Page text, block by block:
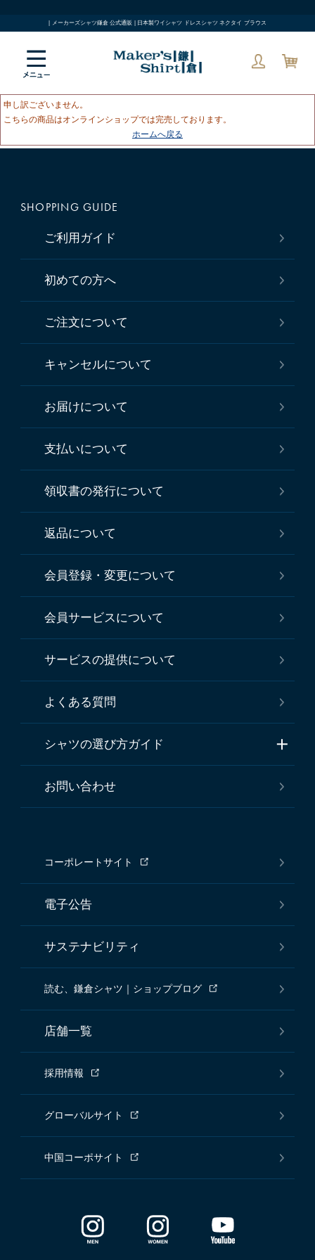
| メーカーズシャツ鎌倉 公式通販 | 日本製ワイシャツ ドレスシャツ ネクタイ ブラウス
申し訳ございません。
こちらの商品はオンラインショップでは完売しております。
ホームへ戻る
SHOPPING GUIDE
ご利用ガイド
初めての方へ
ご注文について
キャンセルについて
お届けについて
支払いについて
領収書の発行について
返品について
会員登録・変更について
会員サービスについて
サービスの提供について
よくある質問
シャツの選び方ガイド
お問い合わせ
コーポレートサイト
電子公告
サステナビリティ
読む、鎌倉シャツ｜ショップブログ
店舗一覧
採用情報
グローバルサイト
中国コーポサイト